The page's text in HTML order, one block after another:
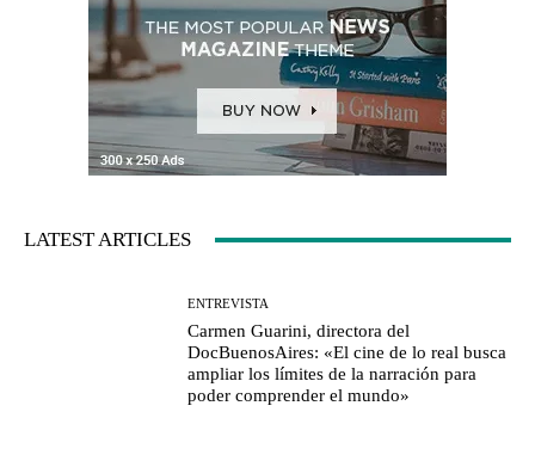
LATEST ARTICLES
ENTREVISTA
Carmen Guarini, directora del
DocBuenosAires: «El cine de lo real busca
ampliar los límites de la narración para
poder comprender el mundo»